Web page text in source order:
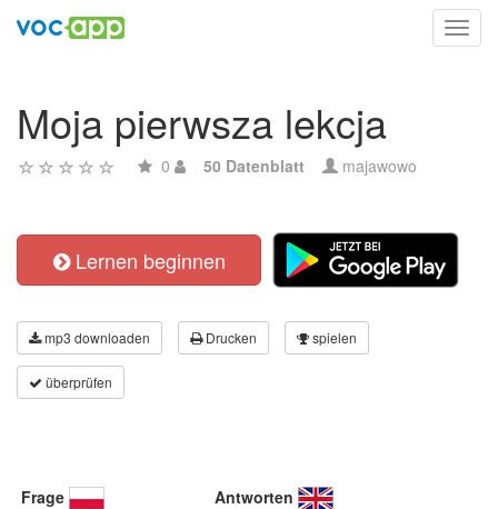
Moja pierwsza lekcja
0 50 Datenblatt majawowo
Lernen beginnen
mp3 downloaden Drucken spielen
überprüfen
Frage Antworten